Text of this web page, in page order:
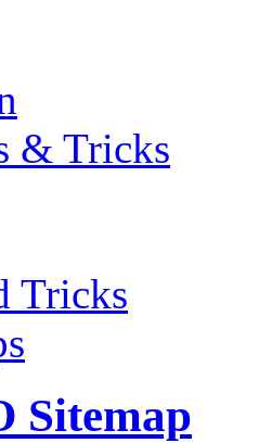
& Tricks
Tricks
Sitemap